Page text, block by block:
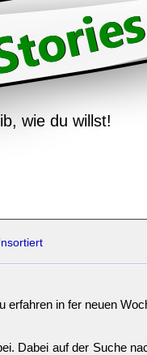
wie du willst!
erfahren in fer neuen
Dabei auf der Suche